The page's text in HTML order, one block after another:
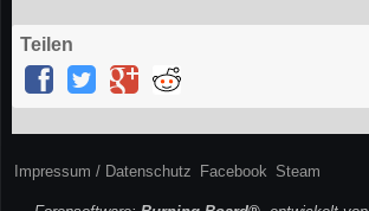
Teilen
Impressum / Datenschutz Facebook Steam